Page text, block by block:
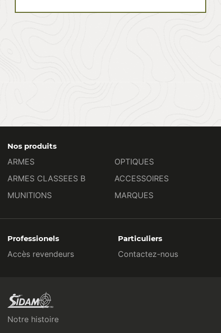
Nos produits
ARMES
ARMES CLASSEES B
MUNITIONS
OPTIQUES
ACCESSOIRES
MARQUES
Professionels
Accès revendeurs
Particuliers
Contactez-nous
Notre histoire